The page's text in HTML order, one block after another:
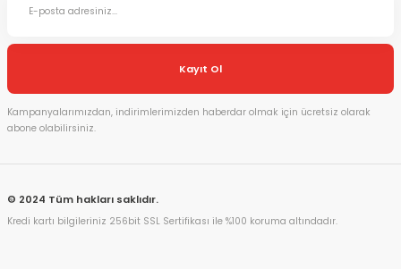
Kayıt Ol
Kampanyalarımızdan, indirimlerimizden haberdar olmak için ücretsiz olarak
abone olabilirsiniz.
© 2024 Tüm hakları saklıdır.
Kredi kartı bilgileriniz 256bit SSL Sertifikası ile %100 koruma altındadır.